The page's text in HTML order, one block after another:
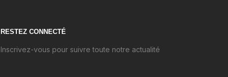
RESTEZ CONNECTÉ
Inscrivez-vous pour suivre toute notre actualité